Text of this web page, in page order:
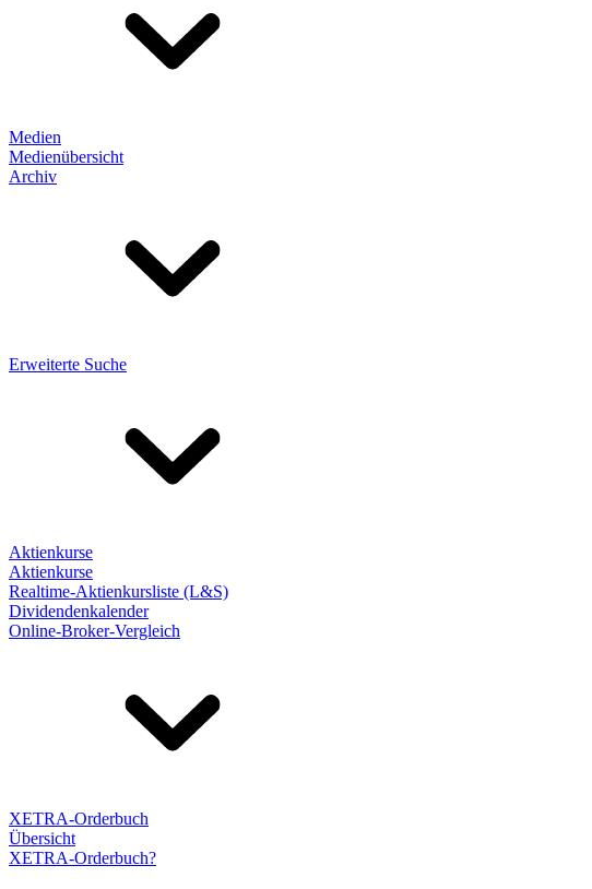
Medien
Medienübersicht
Archiv
Erweiterte Suche
Aktienkurse
Aktienkurse
Realtime-Aktienkursliste (L&S)
Dividendenkalender
Online-Broker-Vergleich
XETRA-Orderbuch
Übersicht
XETRA-Orderbuch?